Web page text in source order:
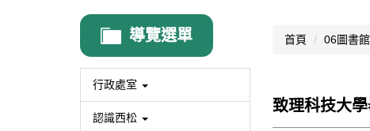
導覽選單
行政處室
認識西松
首頁 06圖書
致理科技大